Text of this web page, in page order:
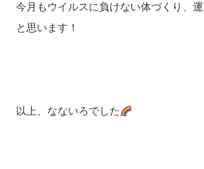
今月もウイルスに負けない体づくり、
と思います！
以上、なないろでした